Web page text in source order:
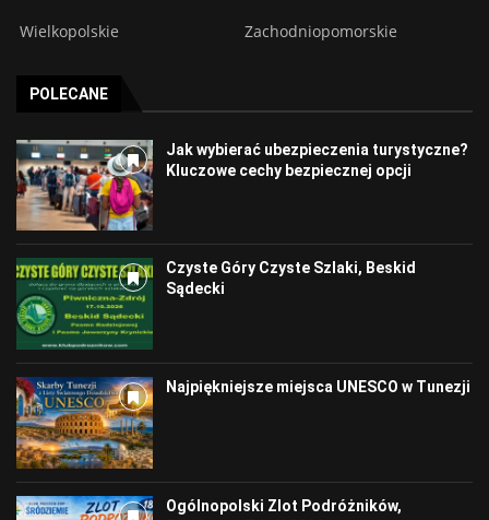
Wielkopolskie Zachodniopomorskie
POLECANE
Jak wybierać ubezpieczenia turystyczne?
Kluczowe cechy bezpiecznej opcji
Czyste Góry Czyste Szlaki, Beskid
Sądecki
Najpiękniejsze miejsca UNESCO w Tunezji
Ogólnopolski Zlot Podróżników,